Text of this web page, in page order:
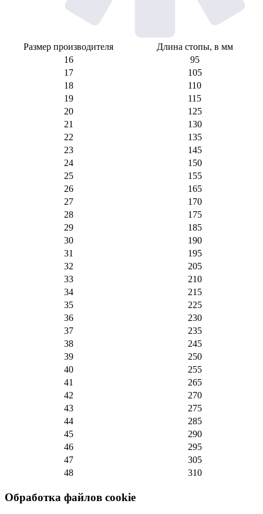
Размер производителя
Длина стопы, в мм
16
95
17
105
18
110
19
115
20
125
21
130
22
135
23
145
24
150
25
155
26
165
27
170
28
175
29
185
30
190
31
195
32
205
33
210
34
215
35
225
36
230
37
235
38
245
39
250
40
255
41
265
42
270
43
275
44
285
45
290
46
295
47
305
48
310
Обработка файлов cookie